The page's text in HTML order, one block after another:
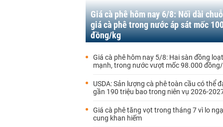
Giá cà phê hôm nay 6/8: Nối dài
giá cà phê trong nước áp sát mốc
đồng/kg
Giá cà phê hôm nay 5/8: Hai sàn đồng
mạnh, trong nước vượt mốc 98.000
USDA: Sản lượng cà phê toàn cầu có thể
gần 190 triệu bao trong niên vụ 2026-
Giá cà phê tăng vọt trong tháng 7 vì lo
cung khan hiếm